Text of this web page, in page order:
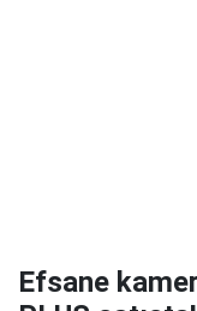
Efsane